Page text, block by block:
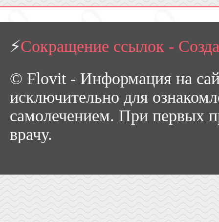
⚡Сокращение ссылок -
© Flovit - Информация на
исключительно для
самолечением. При первых
врачу.